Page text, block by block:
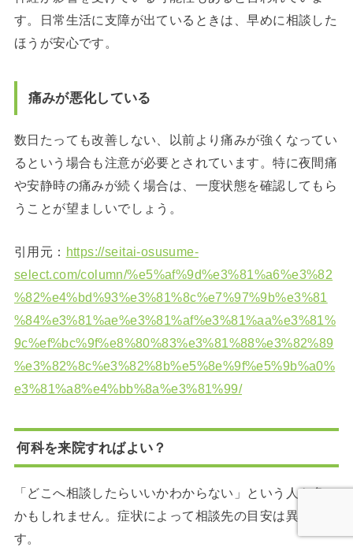
す。日常生活に支障が出ているときは、早めに相談した
ほうが安心です。
痛みが悪化している
数日たっても改善しない、以前より痛みが強くなってい
るという場合も注意が必要とされています。特に夜間痛
や安静時の痛みが続く場合は、一度状態を確認してもら
うことが望ましいでしょう。
引用元： https://seitai-osusume-
select.com/column/%e5%af%9d%e3%81%a6%e3%82
%82%e4%bd%93%e3%81%8c%e7%97%9b%e3%81
%84%e3%81%ae%e3%81%af%e3%81%aa%e3%81%
9c%ef%bc%9f%e8%80%83%e3%81%88%e3%82%89
%e3%82%8c%e3%82%8b%e5%8e%9f%e5%9b%a0%
e3%81%a8%e4%bb%8a%e3%81%99/
何科を来院すればよい？
「どこへ相談したらいいかわからない」という人も多い
かもしれません。症状によって相談先の目安は異なりま
す。